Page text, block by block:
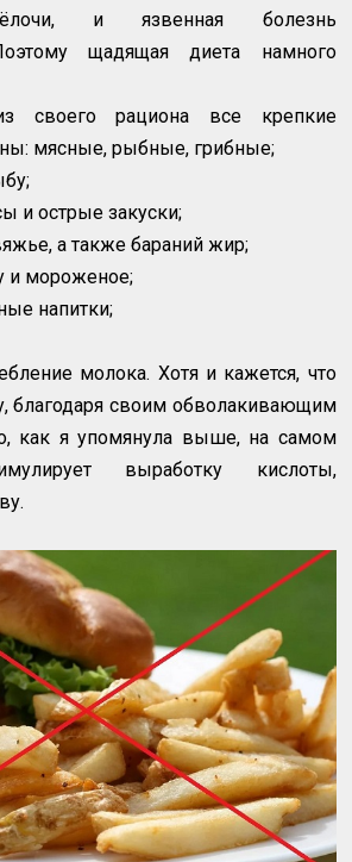
и язвенная болезнь
щадящая диета намного
своего рациона все крепкие
мясные, рыбные, грибные;
и острые закуски;
а также бараний жир;
и мороженое;
напитки;
молока. Хотя и кажется, что
благодаря своим обволакивающим
как я упомянула выше, на самом
выработку кислоты,